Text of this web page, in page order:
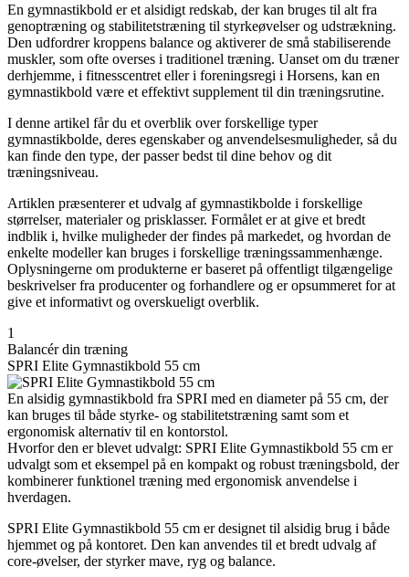
En gymnastikbold er et alsidigt redskab, der kan bruges til alt fra
genoptræning og stabilitetstræning til styrkeøvelser og udstrækning.
Den udfordrer kroppens balance og aktiverer de små stabiliserende
muskler, som ofte overses i traditionel træning. Uanset om du træner
derhjemme, i fitnesscentret eller i foreningsregi i Horsens, kan en
gymnastikbold være et effektivt supplement til din træningsrutine.
I denne artikel får du et overblik over forskellige typer
gymnastikbolde, deres egenskaber og anvendelsesmuligheder, så du
kan finde den type, der passer bedst til dine behov og dit
træningsniveau.
Artiklen præsenterer et udvalg af gymnastikbolde i forskellige
størrelser, materialer og prisklasser. Formålet er at give et bredt
indblik i, hvilke muligheder der findes på markedet, og hvordan de
enkelte modeller kan bruges i forskellige træningssammenhænge.
Oplysningerne om produkterne er baseret på offentligt tilgængelige
beskrivelser fra producenter og forhandlere og er opsummeret for at
give et informativt og overskueligt overblik.
1
Balancér din træning
SPRI Elite Gymnastikbold 55 cm
En alsidig gymnastikbold fra SPRI med en diameter på 55 cm, der
kan bruges til både styrke- og stabilitetstræning samt som et
ergonomisk alternativ til en kontorstol.
Hvorfor den er blevet udvalgt: SPRI Elite Gymnastikbold 55 cm er
udvalgt som et eksempel på en kompakt og robust træningsbold, der
kombinerer funktionel træning med ergonomisk anvendelse i
hverdagen.
SPRI Elite Gymnastikbold 55 cm er designet til alsidig brug i både
hjemmet og på kontoret. Den kan anvendes til et bredt udvalg af
core-øvelser, der styrker mave, ryg og balance.